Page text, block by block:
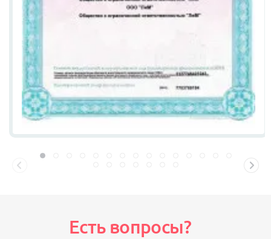
Есть вопросы?